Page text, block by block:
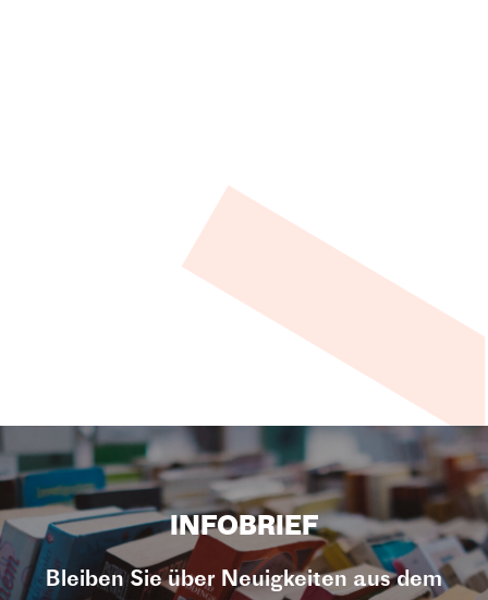
INFOBRIEF
Bleiben Sie über Neuigkeiten aus dem